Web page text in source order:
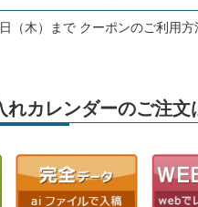
（木）まで クーポンのご利用方
れカレンダーのご注文